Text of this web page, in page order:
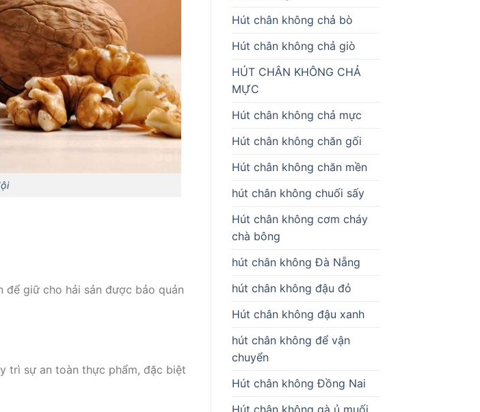
để giữ cho hải sản được bảo quản
trì sự an toàn thực phẩm, đặc biệt
Hút chân không chả bò
Hút chân không chả giò
HÚT CHÂN KHÔNG CHẢ
MỰC
Hút chân không chả mực
Hút chân không chăn gối
Hút chân không chăn mền
hút chân không chuối sấy
Hút chân không cơm cháy
chà bông
hút chân không Đà Nẵng
hút chân không đậu đỏ
Hút chân không đậu xanh
hút chân không để vận
chuyển
Hút chân không Đồng Nai
Hút chân không gà ủ muối